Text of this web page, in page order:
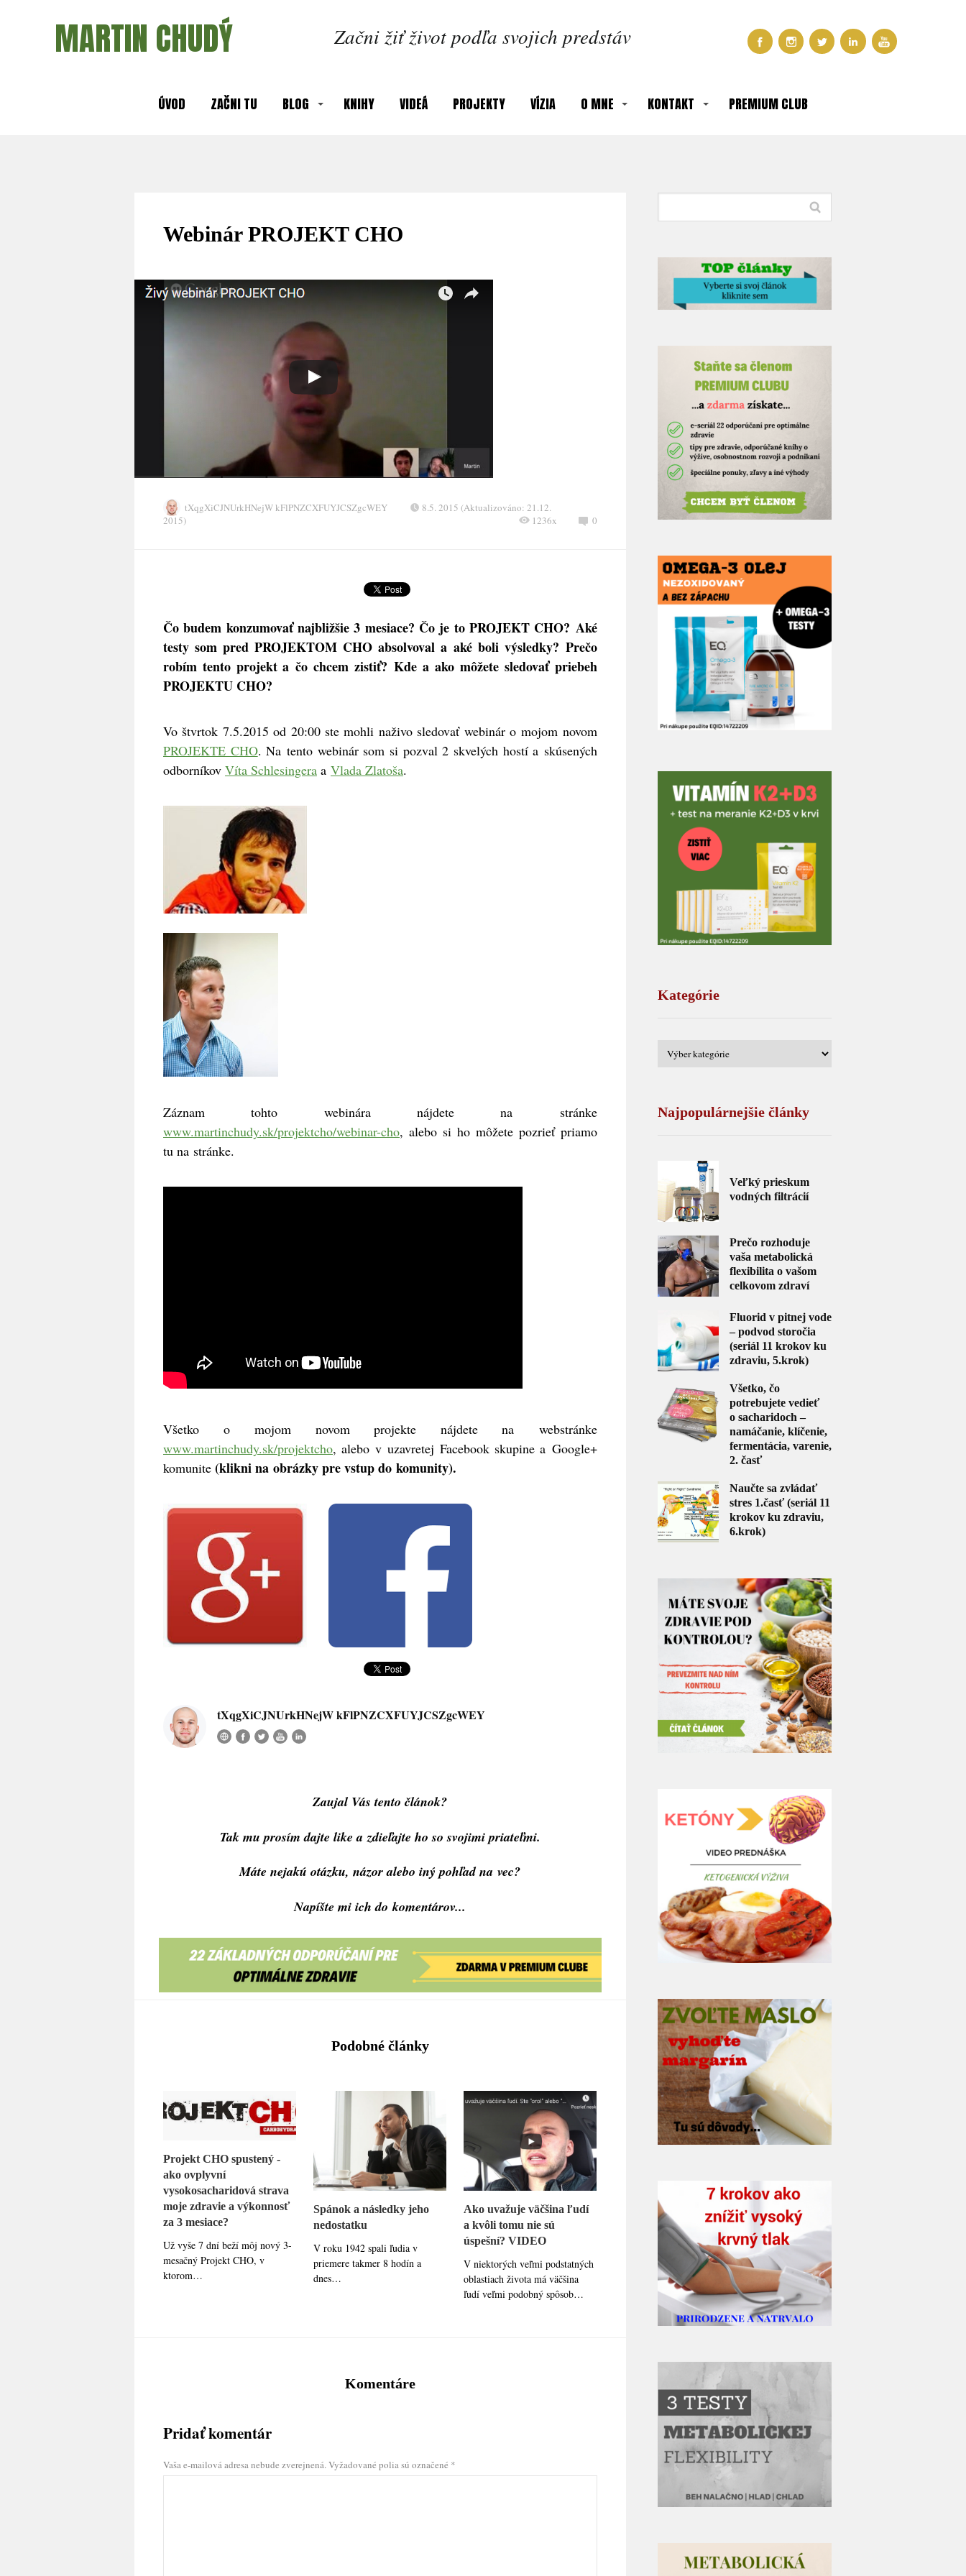
MARTIN CHUDÝ Začni žiť život podľa svojich predstáv
ÚVOD ZAČNI TU BLOG KNIHY VIDEÁ PROJEKTY VÍZIA O MNE KONTAKT PREMIUM CLUB
Webinár PROJEKT CHO
tXqgXiCJNUrkHNejW kFlPNZCXFUYJCSZgcWEY
8.5. 2015 (Aktualizováno: 21.12.
2015)
0
1236x
Čo budem konzumovať najbližšie 3 mesiace? Čo je to PROJEKT CHO? Aké
testy som pred PROJEKTOM CHO absolvoval a aké boli výsledky? Prečo
robím tento projekt a čo chcem zistiť? Kde a ako môžete sledovať priebeh
PROJEKTU CHO?
Vo štvrtok 7.5.2015 od 20:00 ste mohli naživo sledovať webinár o mojom novom
PROJEKTE CHO. Na tento webinár som si pozval 2 skvelých hostí a skúsených
odborníkov Víta Schlesingera a Vlada Zlatoša.
Záznam tohto webinára nájdete na stránke
www.martinchudy.sk/projektcho/webinar-cho, alebo si ho môžete pozrieť priamo
tu na stránke.
Všetko o mojom novom projekte nájdete na webstránke
www.martinchudy.sk/projektcho, alebo v uzavretej Facebook skupine a Google+
komunite (klikni na obrázky pre vstup do komunity).
tXqgXiCJNUrkHNejW kFlPNZCXFUYJCSZgcWEY
Zaujal Vás tento článok?
Tak mu prosím dajte like a zdieľajte ho so svojimi priateľmi.
Máte nejakú otázku, názor alebo iný pohľad na vec?
Napíšte mi ich do komentárov...
Podobné články
Projekt CHO spustený -
ako ovplyvní
vysokosacharidová strava
moje zdravie a výkonnosť
za 3 mesiace?
Už vyše 7 dní beží môj nový 3-
mesačný Projekt CHO, v
ktorom…
Spánok a následky jeho
nedostatku
V roku 1942 spali ľudia v
priemere takmer 8 hodín a
dnes…
Ako uvažuje väčšina ľudí
a kvôli tomu nie sú
úspešní? VIDEO
V niektorých veľmi podstatných
oblastiach života má väčšina
ľudí veľmi podobný spôsob…
Komentáre
Pridať komentár
Vaša e-mailová adresa nebude zverejnená.Vyžadované polia sú označené *
Kategórie
Najpopulárnejšie články
Veľký prieskum
vodných filtrácií
Prečo rozhoduje
vaša metabolická
flexibilita o vašom
celkovom zdraví
Fluorid v pitnej vode
– podvod storočia
(seriál 11 krokov ku
zdraviu, 5.krok)
Všetko, čo
potrebujete vedieť
o sacharidoch –
namáčanie, klíčenie,
fermentácia, varenie,
2. časť
Naučte sa zvládať
stres 1.časť (seriál 11
krokov ku zdraviu,
6.krok)